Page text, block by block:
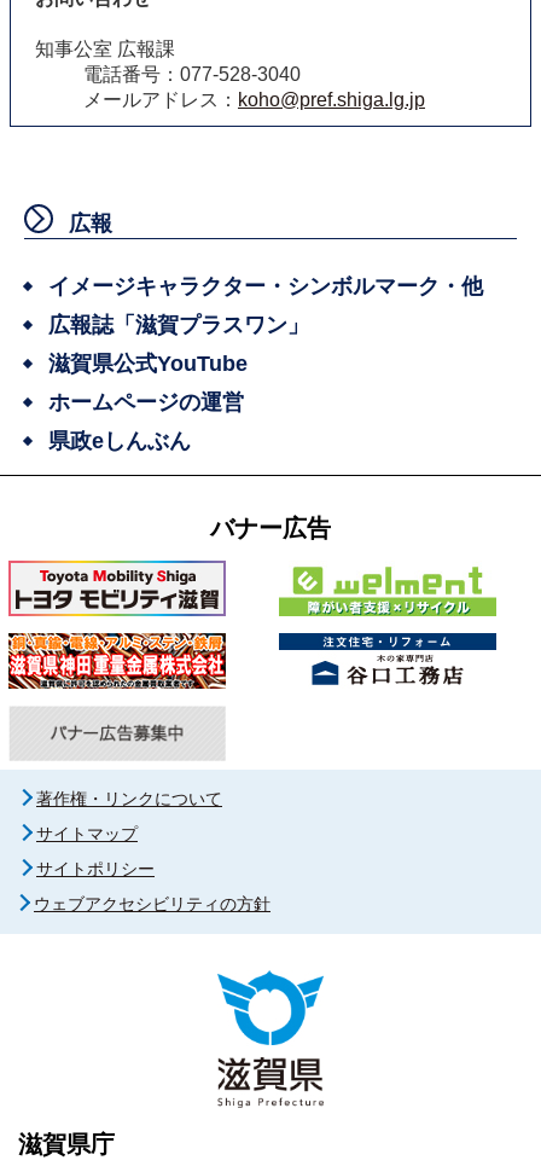
知事公室 広報課
電話番号：077-528-3040
メールアドレス： koho@pref.shiga.lg.jp
広報
イメージキャラクター・シンボルマーク・他
広報誌「滋賀プラスワン」
滋賀県公式YouTube
ホームページの運営
県政eしんぶん
バナー広告
著作権・リンクについて
サイトマップ
サイトポリシー
ウェブアクセシビリティの方針
滋賀県庁